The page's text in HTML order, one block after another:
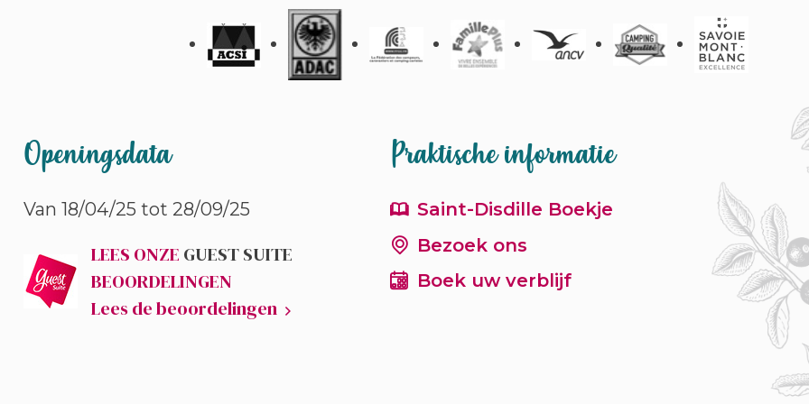
Openingsdata
Van 18/04/25 tot 28/09/25
LEES ONZE GUEST SUITE
BEOORDELINGEN
Lees de beoordelingen
Praktische informatie
Saint-Disdille Boekje
Bezoek ons
Boek uw verblijf